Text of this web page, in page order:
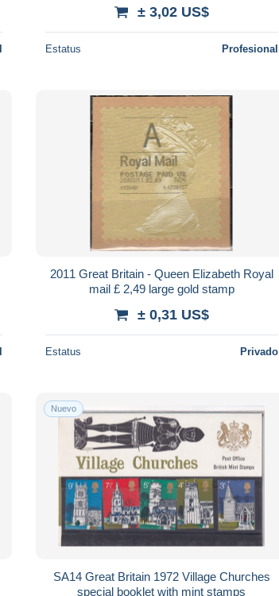
± 3,02 US$
Estatus Profesional
2011 Great Britain - Queen Elizabeth Royal
mail £ 2,49 large gold stamp
± 0,31 US$
Estatus Privado
Nuevo
SA14 Great Britain 1972 Village Churches
special booklet with mint stamps